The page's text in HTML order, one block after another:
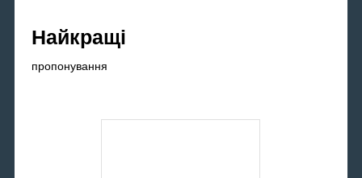
Найкращі
пропонування